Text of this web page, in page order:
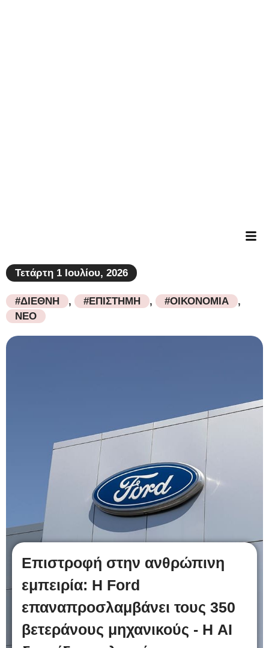
Τετάρτη 1 Ιουλίου, 2026
#ΔΙΕΘΝΗ , #ΕΠΙΣΤΗΜΗ , #ΟΙΚΟΝΟΜΙΑ
,
ΝΕΟ
Επιστροφή στην ανθρώπινη
εμπειρία: Η Ford
επαναπροσλαμβάνει τους 350
βετεράνους μηχανικούς - Η AI